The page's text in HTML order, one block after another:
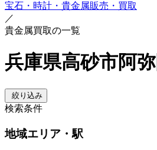
宝石・時計・貴金属販売・買取
／
貴金属買取の一覧
兵庫県高砂市阿
絞り込み
検索条件
地域エリア・駅